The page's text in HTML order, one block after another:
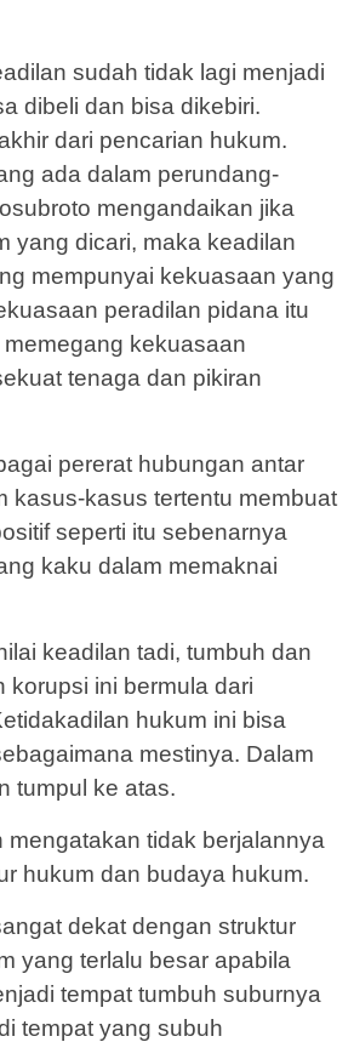
sudah tidak lagi menjadi
dibeli dan bisa dikebiri.
dari pencarian hukum.
ada dalam perundang-
mengandaikan jika
yang dicari, maka keadilan
mempunyai kekuasaan yang
peradilan pidana itu
kekuasaan
tenaga dan pikiran
pererat hubungan antar
kasus-kasus tertentu membuat
seperti itu sebenarnya
kaku dalam memaknai
keadilan tadi, tumbuh dan
korupsi ini bermula dari
hukum ini bisa
mestinya. Dalam
tumpul ke atas.
tidak berjalannya
hukum dan budaya hukum.
dekat dengan struktur
yang terlalu besar apabila
tempat tumbuh suburnya
tempat yang subuh